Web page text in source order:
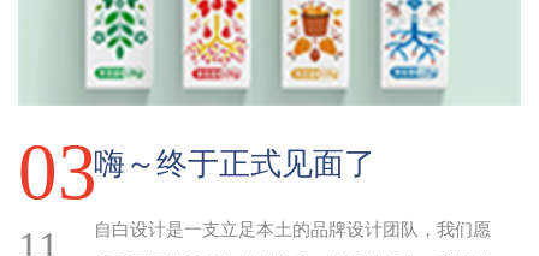
03
11
嗨～终于正式见面了
自白设计是一支立足本土的品牌设计团队，我们愿